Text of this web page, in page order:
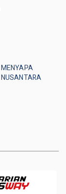
MENYAPA
NUSANTARA